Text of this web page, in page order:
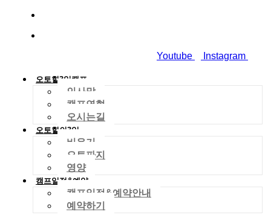
Youtube Instagram
오토힐3일캠프
인사말
캠프연혁
오시는길
오토힐의3일
비우기
오토파지
영양
캠프일정&예약
캠프일정&예약안내
예약하기